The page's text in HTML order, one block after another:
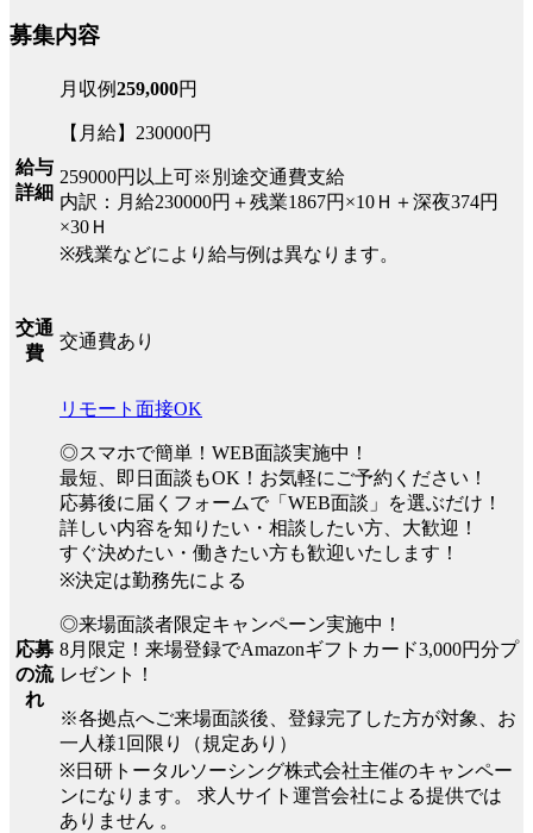
募集内容
給与
詳細
月収例259,000円
【月給】230000円
259000円以上可※別途交通費支給
内訳：月給230000円＋残業1867円×10Ｈ＋深夜374円
×30Ｈ
※残業などにより給与例は異なります。
交通
費
交通費あり
応募
の流
れ
リモート面接OK
◎スマホで簡単！WEB面談実施中！
最短、即日面談もOK！お気軽にご予約ください！
応募後に届くフォームで「WEB面談」を選ぶだけ！
詳しい内容を知りたい・相談したい方、大歓迎！
すぐ決めたい・働きたい方も歓迎いたします！
※決定は勤務先による
◎来場面談者限定キャンペーン実施中！
8月限定！来場登録でAmazonギフトカード3,000円分プ
レゼント！
※各拠点へご来場面談後、登録完了した方が対象、お
一人様1回限り（規定あり）
※日研トータルソーシング株式会社主催のキャンペー
ンになります。 求人サイト運営会社による提供では
ありません 。